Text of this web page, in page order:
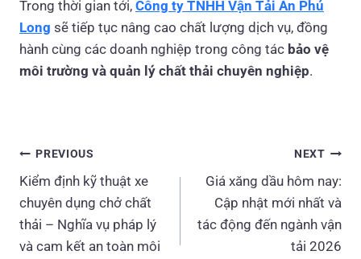
Trong thời gian tới, Công ty TNHH Vận Tải An Phú
Long sẽ tiếp tục nâng cao chất lượng dịch vụ, đồng
hành cùng các doanh nghiệp trong công tác bảo vệ
môi trường và quản lý chất thải chuyên nghiệp.
Điều
hướng
bài
viết
PREVIOUS
Kiểm định kỹ thuật xe
chuyên dụng chở chất
thải – Nghĩa vụ pháp lý
và cam kết an toàn môi
NEXT
Giá xăng dầu hôm nay:
Cập nhật mới nhất và
tác động đến ngành vận
tải 2026